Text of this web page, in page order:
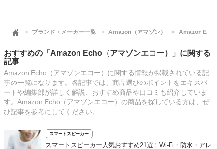
ブランド・メーカー一覧 Amazon（アマゾン） Amazon
おすすめの「Amazon Echo（アマゾンエコー）」に関する
記事
Amazon Echo（アマゾンエコー）に関する情報が掲載されている記
事の一覧になります。各記事では、商品選びのポイントをエキスパ
ートや編集部が詳しく解説、おすすめ商品や口コミも紹介していま
す。Amazon Echo（アマゾンエコー）の商品を探している方は、ぜ
ひ記事を参考にしてください。
スマートスピーカー
スマートスピーカー人気おすすめ21選！Wi-Fi・防水・アレ